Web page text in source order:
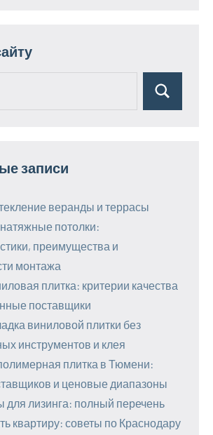
Поиск
записи
веранды и террасы
потолки:
преимущества и
монтажа
плитка: критерии качества
поставщики
виниловой плитки без
инструментов и клея
плитка в Тюмени:
и ценовые диапазоны
для лизинга: полный перечень
квартиру: советы по Краснодару